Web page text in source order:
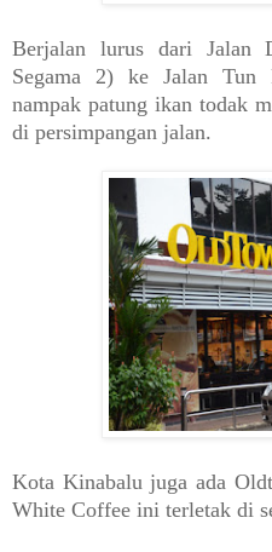
Berjalan lurus dari Jalan
Segama 2) ke Jalan Tun
nampak patung ikan todak
di persimpangan jalan.
Kota Kinabalu juga ada
White Coffee ini terletak di